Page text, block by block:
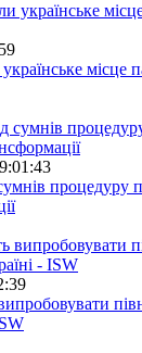
місце
процедуру